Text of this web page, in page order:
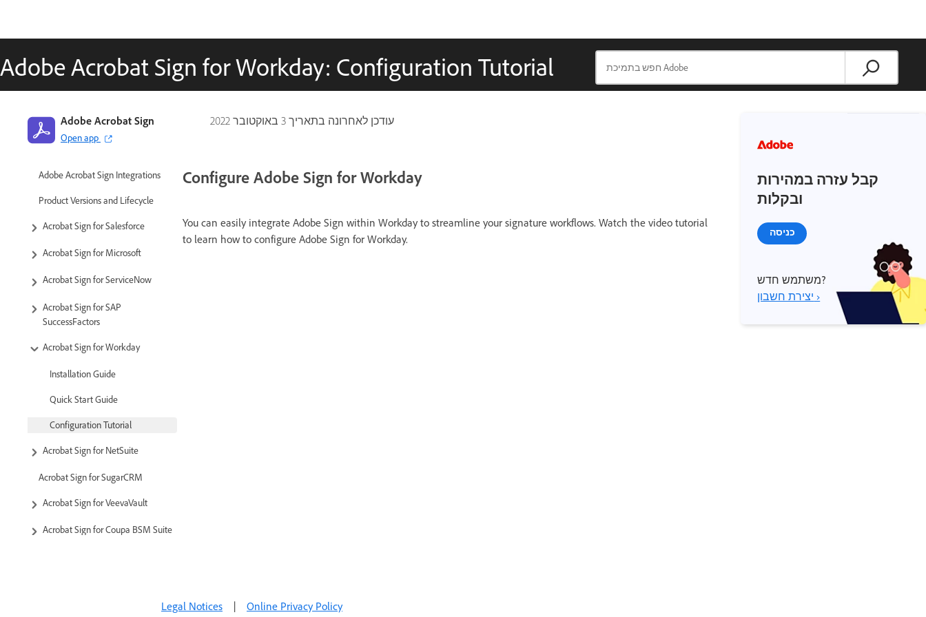
Adobe Acrobat Sign for Workday: Configuration Tutorial
עודכן לאחרונה בתאריך 3 באוקטובר 2022 Adobe Acrobat Sign
Open app
Adobe Acrobat Sign Integrations
Product Versions and Lifecycle
Acrobat Sign for Salesforce
Acrobat Sign for Microsoft
Acrobat Sign for ServiceNow
Acrobat Sign for SAP
SuccessFactors
Acrobat Sign for Workday
Installation Guide
Quick Start Guide
Configuration Tutorial
Acrobat Sign for NetSuite
Acrobat Sign for SugarCRM
Acrobat Sign for VeevaVault
Acrobat Sign for Coupa BSM Suite
Configure Adobe Sign for Workday
You can easily integrate Adobe Sign within Workday to streamline your signature workflows. Watch the video tutorial
to learn how to configure Adobe Sign for Workday.
קבל עזרה במהירות
ובקלות
כניסה
משתמש חדש?
יצירת חשבון ›
Legal Notices | Online Privacy Policy